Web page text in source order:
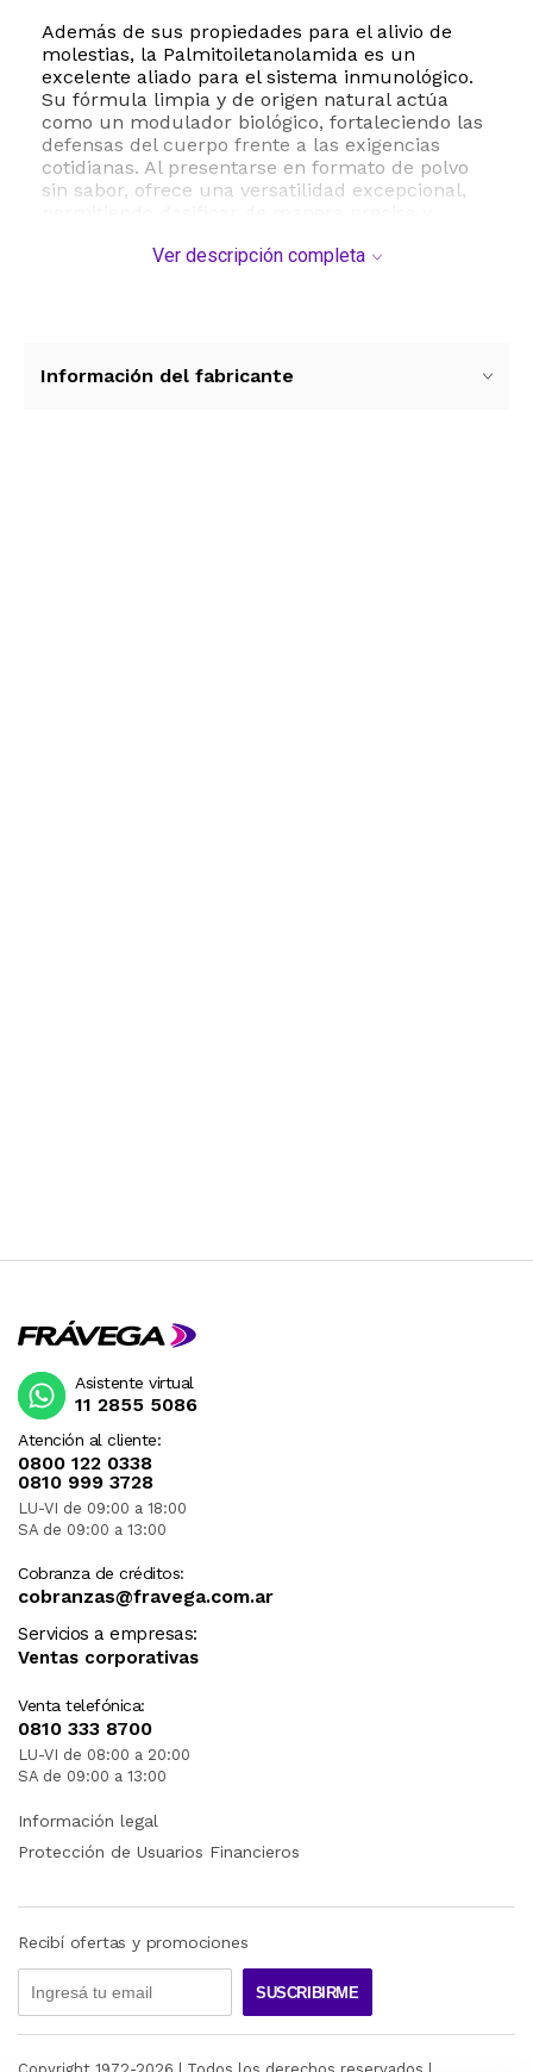
Además de sus propiedades para el alivio de
molestias, la Palmitoiletanolamida es un
excelente aliado para el sistema inmunológico.
Su fórmula limpia y de origen natural actúa
como un modulador biológico, fortaleciendo las
defensas del cuerpo frente a las exigencias
cotidianas. Al presentarse en formato de polvo
sin sabor, ofrece una versatilidad excepcional,
bebidas favoritas sin alterar su sabor.
lo hace apto para personas con diversas
Ver descripción completa
Información del fabricante
Atención al cliente:
0800 122 0338
0810 999 3728
LU-VI de 09:00 a 18:00
SA de 09:00 a 13:00
Cobranza de créditos:
cobranzas@fravega.com.ar
Servicios a empresas:
Ventas corporativas
Venta telefónica:
0810 333 8700
LU-VI de 08:00 a 20:00
SA de 09:00 a 13:00
Asistente virtual
11 2855 5086
Información legal
Protección de Usuarios Financieros
Recibí ofertas y promociones
SUSCRIBIRME